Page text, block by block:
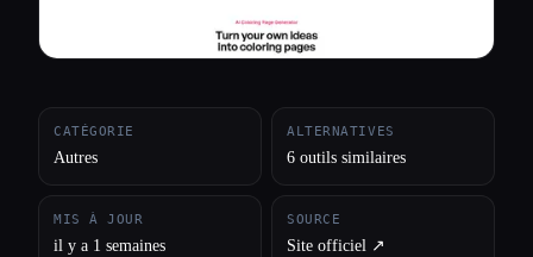
CATÉGORIE
Autres
ALTERNATIVES
6 outils similaires
MIS À JOUR
il y a 1 semaines
SOURCE
Site officiel ↗︎